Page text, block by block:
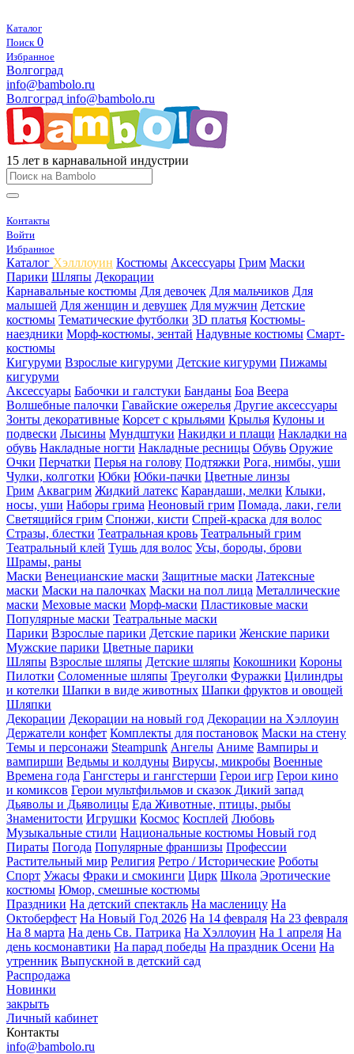
Каталог
Поиск 0
Избранное
Волгоград
info@bambolo.ru
Волгоград info@bambolo.ru
15 лет в карнавальной индустрии
Контакты
Войти
Избранное
Каталог Хэлллоуин Костюмы Аксессуары Грим Маски
Парики Шляпы Декорации
Карнавальные костюмы Для девочек Для мальчиков Для
малышей Для женщин и девушек Для мужчин Детские
костюмы Тематические футболки 3D платья Костюмы-
наездники Морф-костюмы, зентай Надувные костюмы Смарт-
костюмы
Кигуруми Взрослые кигуруми Детские кигуруми Пижамы
кигуруми
Аксессуары Бабочки и галстуки Банданы Боа Веера
Волшебные палочки Гавайские ожерелья Другие аксессуары
Зонты декоративные Корсет с крыльями Крылья Кулоны и
подвески Лысины Мундштуки Накидки и плащи Накладки на
обувь Накладные ногти Накладные ресницы Обувь Оружие
Очки Перчатки Перья на голову Подтяжки Рога, нимбы, уши
Чулки, колготки Юбки Юбки-пачки Цветные линзы
Грим Аквагрим Жидкий латекс Карандаши, мелки Клыки,
носы, уши Наборы грима Неоновый грим Помада, лаки, гели
Светящийся грим Спонжи, кисти Спрей-краска для волос
Стразы, блестки Театральная кровь Театральный грим
Театральный клей Тушь для волос Усы, бороды, брови
Шрамы, раны
Маски Венецианские маски Защитные маски Латексные
маски Маски на палочках Маски на пол лица Металлические
маски Меховые маски Морф-маски Пластиковые маски
Популярные маски Театральные маски
Парики Взрослые парики Детские парики Женские парики
Мужские парики Цветные парики
Шляпы Взрослые шляпы Детские шляпы Кокошники Короны
Пилотки Соломенные шляпы Треуголки Фуражки Цилиндры
и котелки Шапки в виде животных Шапки фруктов и овощей
Шляпки
Декорации Декорации на новый год Декорации на Хэллоуин
Держатели конфет Комплекты для постановок Маски на стену
Темы и персонажи Steampunk Ангелы Аниме Вампиры и
вампирши Ведьмы и колдуны Вирусы, микробы Военные
Времена года Гангстеры и гангстерши Герои игр Герои кино
и комиксов Герои мультфильмов и сказок Дикий запад
Дьяволы и Дьяволицы Еда Животные, птицы, рыбы
Знаменитости Игрушки Космос Косплей Любовь
Музыкальные стили Национальные костюмы Новый год
Пираты Погода Популярные франшизы Профессии
Растительный мир Религия Ретро / Исторические Роботы
Спорт Ужасы Фраки и смокинги Цирк Школа Эротические
костюмы Юмор, смешные костюмы
Праздники На детский спектакль На масленицу На
Октоберфест На Новый Год 2026 На 14 февраля На 23 февраля
На 8 марта На день Св. Патрика На Хэллоуин На 1 апреля На
день космонавтики На парад победы На праздник Осени На
утренник Выпускной в детский сад
Распродажа
Новинки
закрыть
Личный кабинет
Контакты
info@bambolo.ru